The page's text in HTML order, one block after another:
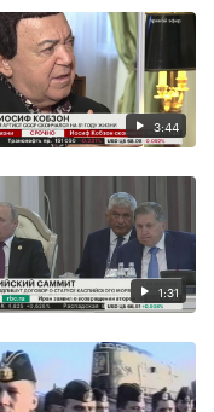
3:44
1:31